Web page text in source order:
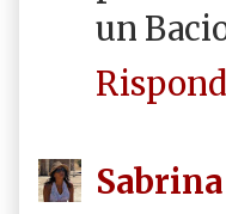
un
Sabrina